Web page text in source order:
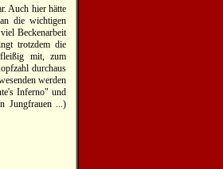
Auch hier hätte
die wichtigen
Beckenarbeit
trotzdem die
mit, zum
durchaus
werden
Inferno" und
Jungfrauen ...)